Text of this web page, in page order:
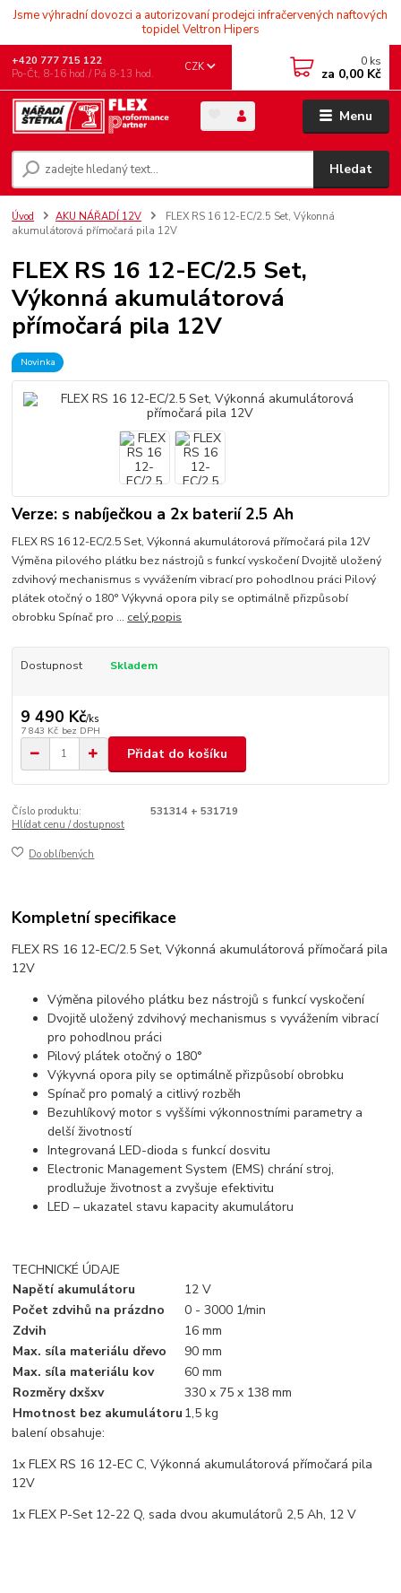
Jsme výhradní dovozci a autorizovaní prodejci infračervených naftových
topidel Veltron Hipers
Menu
CZK
Hledat
+420 777 715 122
Po-Čt, 8-16 hod./ Pá 8-13 hod.
0 ks
za 0,00 Kč
Úvod AKU NÁŘADÍ 12V
FLEX RS 16 12-EC/2.5 Set, Výkonná
akumulátorová přímočará pila 12V
FLEX RS 16 12-EC/2.5 Set,
Výkonná akumulátorová
přímočará pila 12V
Novinka
Verze: s nabíječkou a 2x baterií 2.5 Ah
FLEX RS 16 12-EC/2.5 Set, Výkonná akumulátorová přímočará pila 12V
Výměna pilového plátku bez nástrojů s funkcí vyskočení Dvojitě uložený
zdvihový mechanismus s vyvážením vibrací pro pohodlnou práci Pilový
plátek otočný o 180° Výkyvná opora pily se optimálně přizpůsobí
obrobku Spínač pro ... celý popis
Dostupnost Skladem
9 490 Kč/ks
7 843 Kč bez DPH
Přidat do košíku
Číslo produktu:
531314 + 531719
Hlídat cenu / dostupnost
Do oblíbených
Kompletní specifikace
FLEX RS 16 12-EC/2.5 Set, Výkonná akumulátorová přímočará pila
12V
Výměna pilového plátku bez nástrojů s funkcí vyskočení
Dvojitě uložený zdvihový mechanismus s vyvážením vibrací
pro pohodlnou práci
Pilový plátek otočný o 180°
Výkyvná opora pily se optimálně přizpůsobí obrobku
Spínač pro pomalý a citlivý rozběh
Bezuhlíkový motor s vyššími výkonnostními parametry a
delší životností
Integrovaná LED-dioda s funkcí dosvitu
Electronic Management System (EMS) chrání stroj,
prodlužuje životnost a zvyšuje efektivitu
LED – ukazatel stavu kapacity akumulátoru
TECHNICKÉ ÚDAJE
Napětí akumulátoru
12 V
Počet zdvihů na prázdno
0 - 3000 1/min
Zdvih
16 mm
Max. síla materiálu dřevo
90 mm
Max. síla materiálu kov
60 mm
Rozměry dxšxv
330 x 75 x 138 mm
Hmotnost bez akumulátoru 1,5 kg
balení obsahuje:
1x FLEX RS 16 12-EC C, Výkonná akumulátorová přímočará pila
12V
1x FLEX P-Set 12-22 Q, sada dvou akumulátorů 2,5 Ah, 12 V